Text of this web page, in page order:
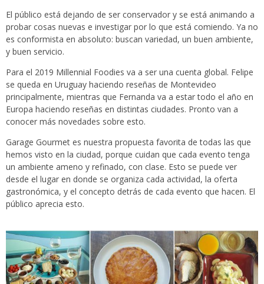
El público está dejando de ser conservador y se está animando a
probar cosas nuevas e investigar por lo que está comiendo. Ya no
es conformista en absoluto: buscan variedad, un buen ambiente,
y buen servicio.
Para el 2019 Millennial Foodies va a ser una cuenta global. Felipe
se queda en Uruguay haciendo reseñas de Montevideo
principalmente, mientras que Fernanda va a estar todo el año en
Europa haciendo reseñas en distintas ciudades. Pronto van a
conocer más novedades sobre esto.
Garage Gourmet es nuestra propuesta favorita de todas las que
hemos visto en la ciudad, porque cuidan que cada evento tenga
un ambiente ameno y refinado, con clase. Esto se puede ver
desde el lugar en donde se organiza cada actividad, la oferta
gastronómica, y el concepto detrás de cada evento que hacen. El
público aprecia esto.